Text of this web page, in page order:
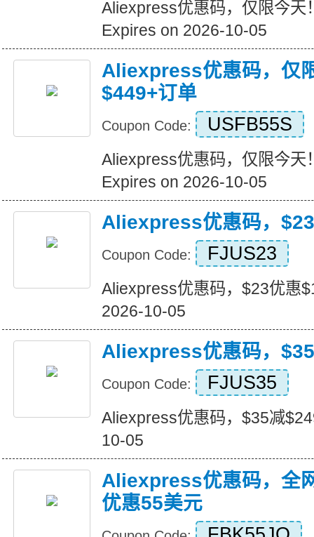
Aliexpress优惠码，仅限今天
Expires on 2026-10-05
Aliexpress优惠码，仅
$449+订单
Coupon Code: USFB55S
Aliexpress优惠码，仅限今天
Expires on 2026-10-05
Aliexpress优惠码，
Coupon Code: FJUS23
Aliexpress优惠码，$23优惠
2026-10-05
Aliexpress优惠码，
Coupon Code: FJUS35
Aliexpress优惠码，$35减
10-05
Aliexpress优惠码，全
优惠55美元